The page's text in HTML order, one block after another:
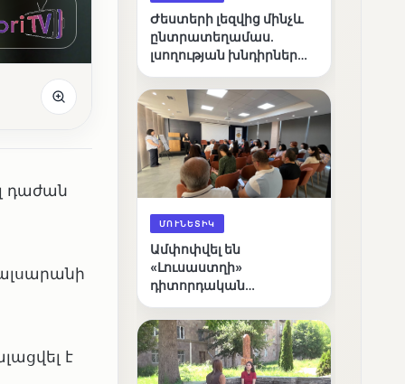
դաժան
է
Ժեստերի լեզվից մինչև
ընտրատեղամաս.
լսողության խնդիրներ
ճանապարհը
ՄՈՒՆԵՏԻԿ
Ամփոփվել են
«Լուսաստղի»
դիտորդական
արդյունքները